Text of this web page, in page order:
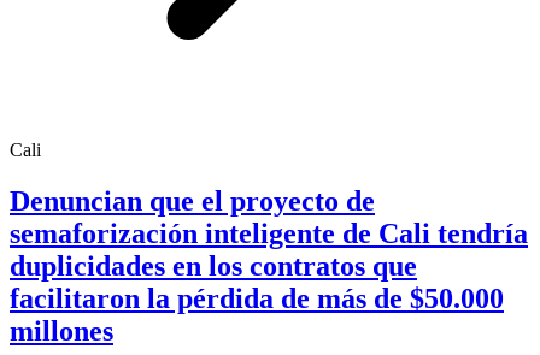
Cali
Denuncian que el proyecto de
semaforización inteligente de Cali tendría
duplicidades en los contratos que
facilitaron la pérdida de más de $50.000
millones